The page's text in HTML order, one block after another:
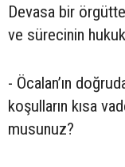
Devasa bir
ve sürecinin
- Öcalan’ın
koşulların kısa
musunuz?